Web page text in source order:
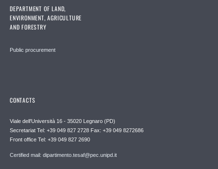
DEPARTMENT OF LAND,
ENVIRONMENT, AGRICULTURE
AND FORESTRY
Public procurement
CONTACTS
Viale dell'Università 16 - 35020 Legnaro (PD)
Secretariat Tel: +39 049 827 2728 Fax: +39 049 8272686
Front office Tel: +39 049 827 2690
Certified mail: dipartimento.tesaf@pec.unipd.it